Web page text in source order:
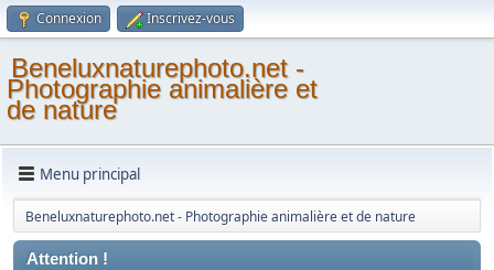
Connexion Inscrivez-vous
Beneluxnaturephoto.net -
Photographie animalière et
de nature
Menu principal
Beneluxnaturephoto.net - Photographie animalière et de nature
Attention !